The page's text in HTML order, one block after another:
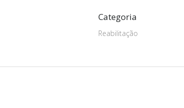
Categoria
Reabilitação